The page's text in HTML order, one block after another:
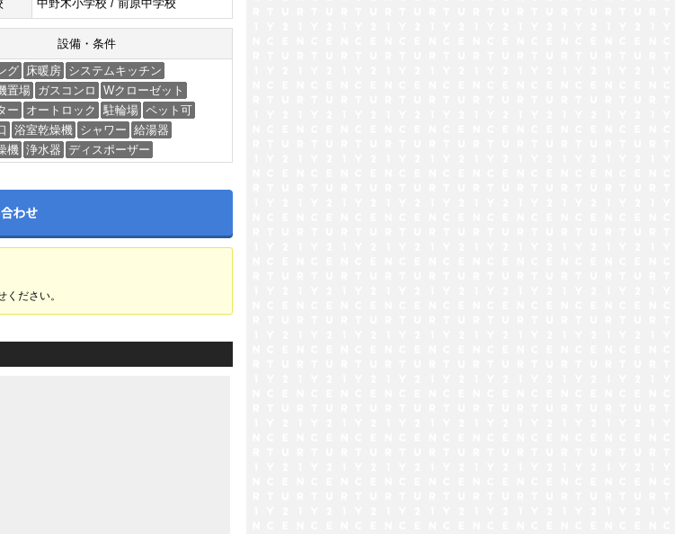
中野木小学校 / 前原中学校
設備・条件
グ
床暖房 システムキッチン
置場 ガスコンロ
Wクローゼット
ー
オートロック 駐輪場 ペット可
浴室乾燥機 シャワー 給湯器
機 浄水器 ディスポーザー
ください。